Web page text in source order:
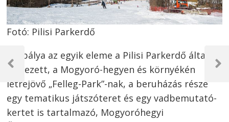
Fotó: Pilisi Parkerdő
A sípálya az egyik eleme a Pilisi Parkerdő által
tervezett, a Mogyoró-hegyen és környékén
létrejövő „Felleg-Park”-nak, a beruházás része
egy tematikus játszóteret és egy vadbemutató-
kertet is tartalmazó, Mogyoróhegyi
Bejegyzés
navigáció
Previous
Next